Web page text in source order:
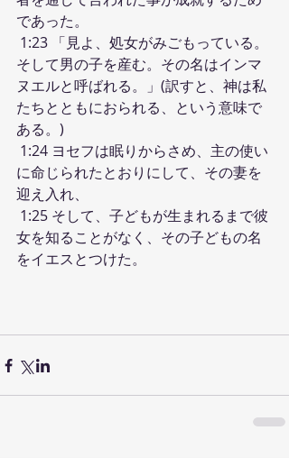
であった。
そして男の子を産む。その名はインマ
ヌエルと呼ばれる。」(訳すと、神は私
たちとともにおられる、という意味で
ある。)
に命じられたとおりにして、その妻を
迎え入れ、
女を知ることがなく、その子どもの名
をイエスとつけた。